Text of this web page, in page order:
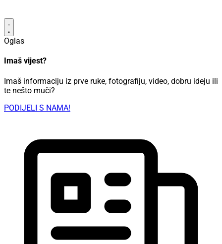
Oglas
Imaš vijest?
Imaš informaciju iz prve ruke, fotografiju, video, dobru ideju ili
te nešto muči?
PODIJELI S NAMA!